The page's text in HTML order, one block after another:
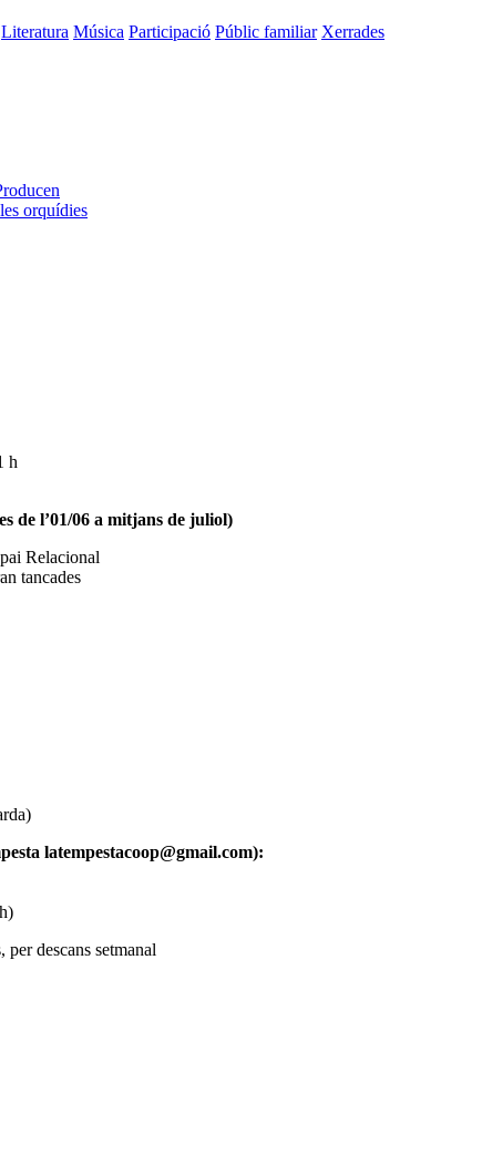
Literatura Música Participació Públic familiar Xerrades
orquídies
h
de l’01/06 a mitjans de juliol)
Relacional
tancades
latempestacoop@gmail.com):
descans setmanal